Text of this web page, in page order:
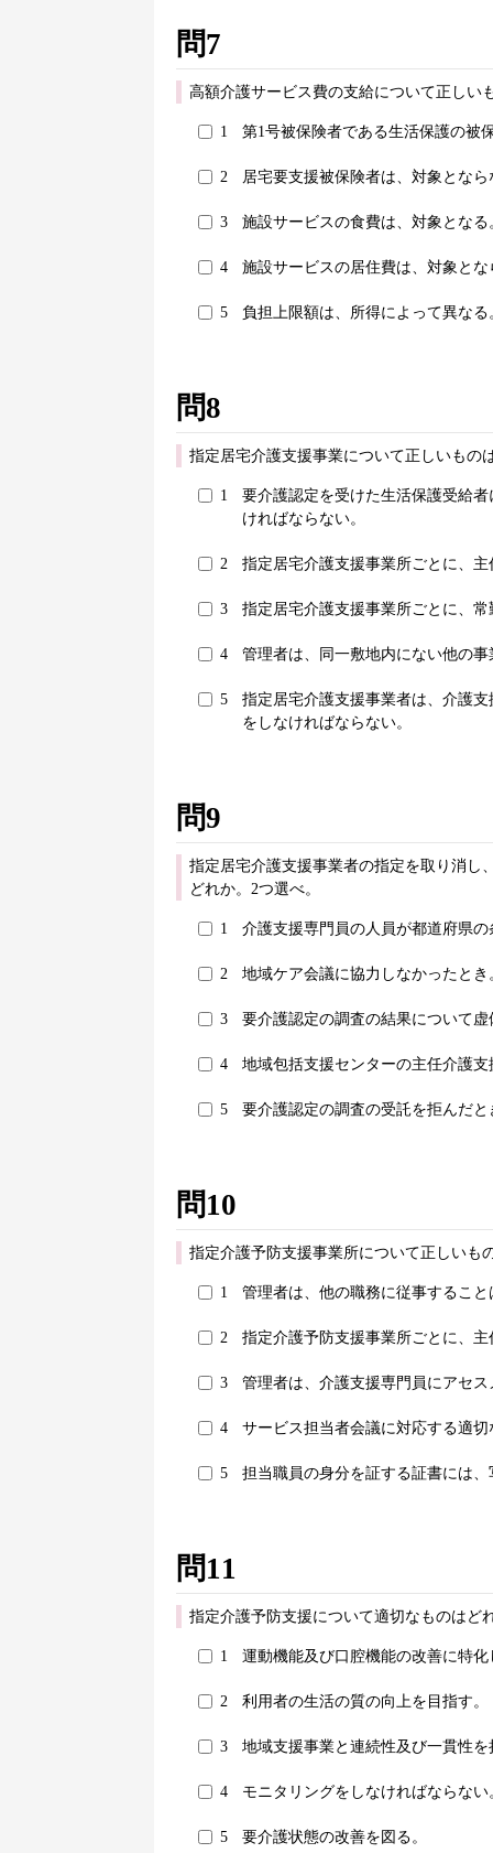
問7
高額介護サービス費の支給について正しい
1 第1号被保険者である生活保護の被
2 居宅要支援被保険者は、対象となら
3 施設サービスの食費は、対象となる
4 施設サービスの居住費は、対象とな
5 負担上限額は、所得によって異なる
問8
指定居宅介護支援事業について正しいもの
1
要介護認定を受けた生活保護受給
ければならない。
2 指定居宅介護支援事業所ごとに、
3 指定居宅介護支援事業所ごとに、
4 管理者は、同一敷地内にない他の
5
指定居宅介護支援事業者は、介護
をしなければならない。
問9
指定居宅介護支援事業者の指定を取り消し
どれか。2つ選べ。
1 介護支援専門員の人員が都道府県
2 地域ケア会議に協力しなかったとき
3 要介護認定の調査の結果について
4 地域包括支援センターの主任介護
5 要介護認定の調査の受託を拒んだと
問10
指定介護予防支援事業所について正しいも
1 管理者は、他の職務に従事するこ
2 指定介護予防支援事業所ごとに、
3 管理者は、介護支援専門員にアセ
4 サービス担当者会議に対応する適
5 担当職員の身分を証する証書には
問11
指定介護予防支援について適切なものはど
1 運動機能及び口腔機能の改善に特化
2 利用者の生活の質の向上を目指す。
3 地域支援事業と連続性及び一貫性
4 モニタリングをしなければならない
5 要介護状態の改善を図る。